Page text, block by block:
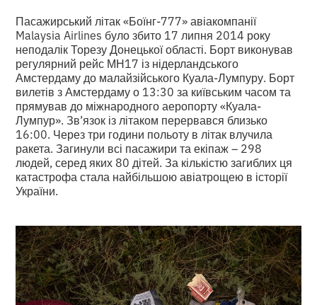
Пасажирський літак «Боїнг-777» авіакомпанії
Malaysia Airlines було збито 17 липня 2014 року
неподалік Торезу Донецької області. Борт виконував
регулярний рейс МН17 із нідерландського
Амстердаму до малайзійського Куала-Лумпуру. Борт
вилетів з Амстердаму о 13:30 за київським часом та
прямував до міжнародного аеропорту «Куала-
Лумпур». Зв’язок із літаком перервався близько
16:00. Через три години польоту в літак влучила
ракета. Загинули всі пасажири та екіпаж – 298
людей, серед яких 80 дітей. За кількістю загиблих ця
катастрофа стала найбільшою авіатрощею в історії
України.